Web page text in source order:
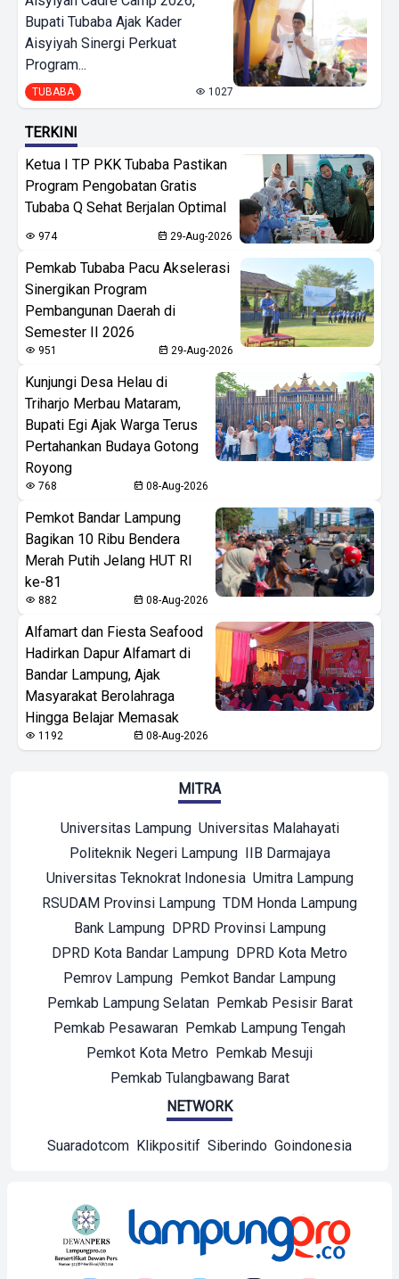
Bupati Tubaba Ajak Kader
Aisyiyah Sinergi Perkuat
Program...
TUBABA 1027
TERKINI
Ketua I TP PKK Tubaba Pastikan
Program Pengobatan Gratis
Tubaba Q Sehat Berjalan Optimal
974 29-Aug-2026
Pemkab Tubaba Pacu Akselerasi
Sinergikan Program
Pembangunan Daerah di
Semester II 2026
951 29-Aug-2026
Kunjungi Desa Helau di
Triharjo Merbau Mataram,
Bupati Egi Ajak Warga Terus
Pertahankan Budaya Gotong
Royong
768 08-Aug-2026
Pemkot Bandar Lampung
Bagikan 10 Ribu Bendera
Merah Putih Jelang HUT RI
ke-81
882 08-Aug-2026
Alfamart dan Fiesta Seafood
Hadirkan Dapur Alfamart di
Bandar Lampung, Ajak
Masyarakat Berolahraga
Hingga Belajar Memasak
1192 08-Aug-2026
MITRA
Universitas Lampung Universitas Malahayati
Politeknik Negeri Lampung IIB Darmajaya
Universitas Teknokrat Indonesia Umitra Lampung
RSUDAM Provinsi Lampung TDM Honda Lampung
Bank Lampung DPRD Provinsi Lampung
DPRD Kota Bandar Lampung DPRD Kota Metro
Pemrov Lampung Pemkot Bandar Lampung
Pemkab Lampung Selatan Pemkab Pesisir Barat
Pemkab Pesawaran Pemkab Lampung Tengah
Pemkot Kota Metro Pemkab Mesuji
Pemkab Tulangbawang Barat
NETWORK
Suaradotcom Klikpositif Siberindo Goindonesia